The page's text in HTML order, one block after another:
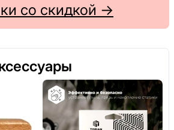
со скидкой →